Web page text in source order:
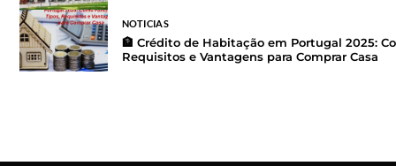
NOTICIAS
🏦 Crédito de Habitação em Portugal 2025:
Requisitos e Vantagens para Comprar Casa